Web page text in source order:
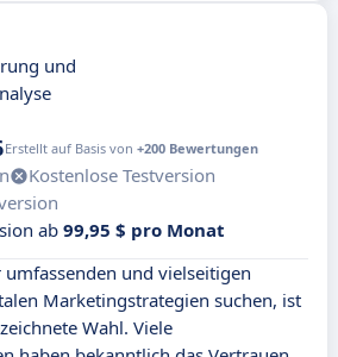
und
Erstellt auf Basis von +200 Bewertungen
Kostenlose Testversion
ab 99,95 $ pro Monat
umfassenden und vielseitigen
Marketingstrategien suchen, ist
Wahl. Viele